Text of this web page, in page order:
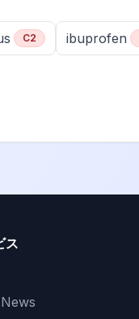
C2 ibuprofen
ス